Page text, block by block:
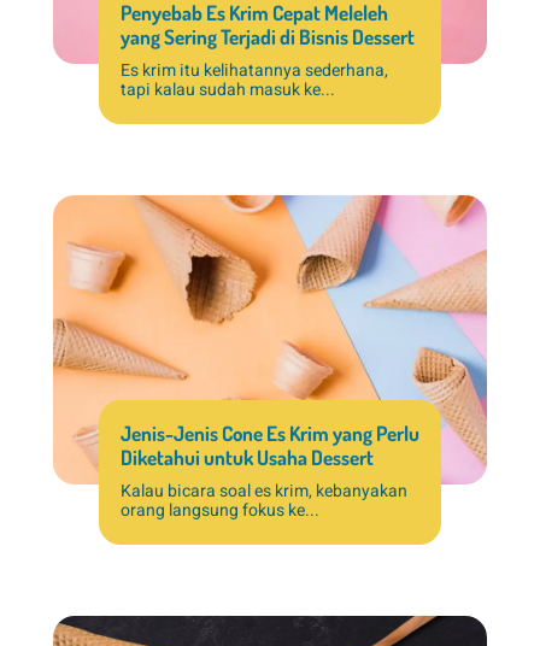
Penyebab Es Krim Cepat Meleleh
yang Sering Terjadi di Bisnis Dessert
Es krim itu kelihatannya sederhana,
tapi kalau sudah masuk ke...
Jenis-Jenis Cone Es Krim yang Perlu
Diketahui untuk Usaha Dessert
Kalau bicara soal es krim, kebanyakan
orang langsung fokus ke...